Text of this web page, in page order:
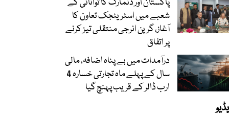
پاکستان اور ڈنمارک کا توانائی کے
شعبے میں اسٹریٹجک تعاون کا
آغاز، گرین انرجی منتقلی تیز کرنے
پر اتفاق
درآمدات میں بے پناہ اضافہ، مالی
سال کے پہلے ماہ تجارتی خسارہ 4
ارب ڈالر کے قریب پہنچ گیا